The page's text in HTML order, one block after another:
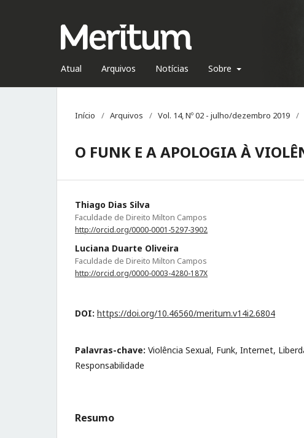
Atual Arquivos Notícias Sobre
Início / Arquivos / Vol. 14, Nº 02 - julho/dezembro 2019 /
O FUNK E A APOLOGIA À
Thiago Dias Silva
Faculdade de Direito Milton Campos
http://orcid.org/0000-0001-5297-3902
Luciana Duarte Oliveira
Faculdade de Direito Milton Campos
http://orcid.org/0000-0003-4280-187X
DOI: https://doi.org/10.46560/meritum.v14i2.6804
Palavras-chave: Violência Sexual, Funk, Internet,
Responsabilidade
Resumo